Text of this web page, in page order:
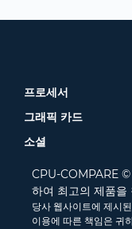
프로세서
그래픽 카드
소셜
CPU-COMPARE ©
하여 최고의 제품을
당사 웹사이트에 제시
이용에 따른 책임은 귀